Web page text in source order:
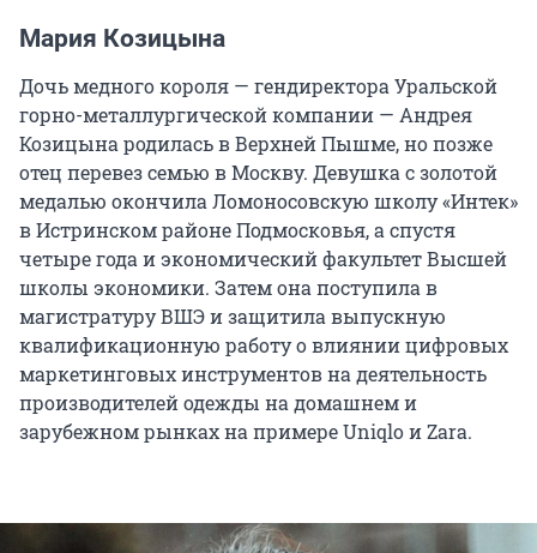
Мария Козицына
Дочь медного короля — гендиректора Уральской
горно-металлургической компании — Андрея
Козицына родилась в Верхней Пышме, но позже
отец перевез семью в Москву. Девушка с золотой
медалью окончила Ломоносовскую школу «Интек»
в Истринском районе Подмосковья, а спустя
четыре года и экономический факультет Высшей
школы экономики. Затем она поступила в
магистратуру ВШЭ и защитила выпускную
квалификационную работу о влиянии цифровых
маркетинговых инструментов на деятельность
производителей одежды на домашнем и
зарубежном рынках на примере Uniqlo и Zara.